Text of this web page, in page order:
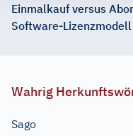
Einmalkauf versus
Software-
Wahrig
Sago